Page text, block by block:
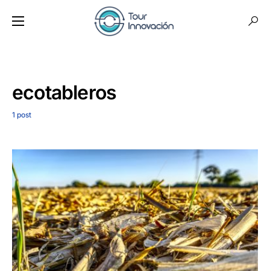
ecotableros
1 post